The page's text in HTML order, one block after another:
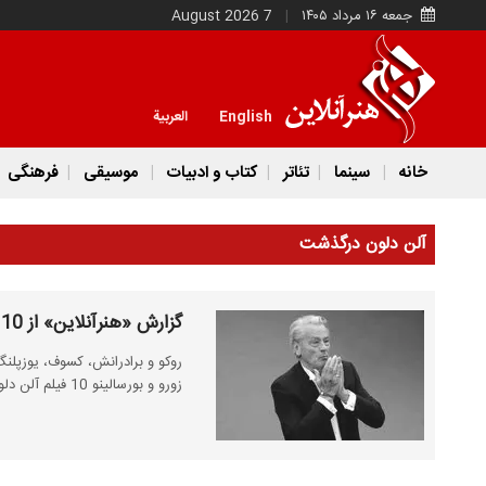
جمعه ۱۶ مرداد ۱۴۰۵ 7 August 2026
English العربية
خانه سینما تئاتر کتاب و ادبیات موسیقی فرهنگی
آلن دلون درگذشت
گزارش «هنرآنلاین» از 10 فیلم خاطره انگیز «آلن دلون» برای ایرانی ها
روکو و برادرانش، کسوف،
زورو و بورسالینو 10 فیلم آلن دلون هستند که در ایران نمایش داده شده و پرمخاطب بودند.